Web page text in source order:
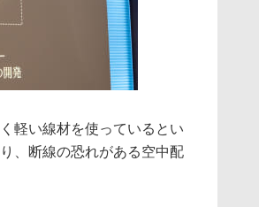
軽い線材を使っているとい
、断線の恐れがある空中配